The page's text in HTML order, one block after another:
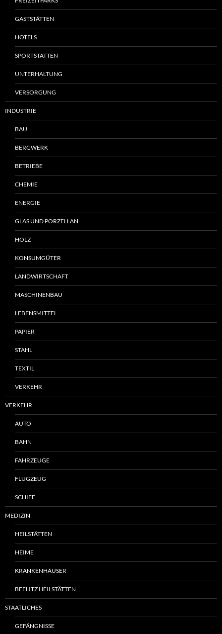
GASTSTÄTTEN
HOTELS
SPORTSTÄTTEN
UNTERHALTUNG
VERSORGUNG
INDUSTRIE
BAU
BERGWERK
BETRIEBE
CHEMIE
ENERGIE
GLAS UND PORZELLAN
HOLZ
KONSUMGÜTER
LANDWIRTSCHAFT
MASCHINENBAU
LEBENSMITTEL
PAPIER
STAHL
TEXTIL
VERKEHR
VERKEHR
AUTO
BAHN
FAHRZEUGE
FLUGZEUG
SCHIFF
MEDIZIN
HEILSTÄTTEN
HEIME
KRANKENHÄUSER
BEELITZ HEILSTÄTTEN
STAATLICHES
GEFÄNGNISSE